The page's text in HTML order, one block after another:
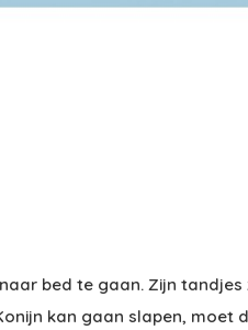
bed te gaan. Zijn
kan gaan slapen, moet